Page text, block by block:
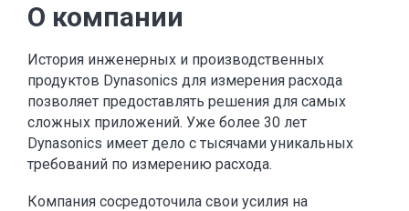
О компании
История инженерных и производственных
продуктов Dynasonics для измерения расхода
позволяет предоставлять решения для самых
сложных приложений. Уже более 30 лет
Dynasonics имеет дело с тысячами уникальных
требований по измерению расхода.
Компания сосредоточила свои усилия на